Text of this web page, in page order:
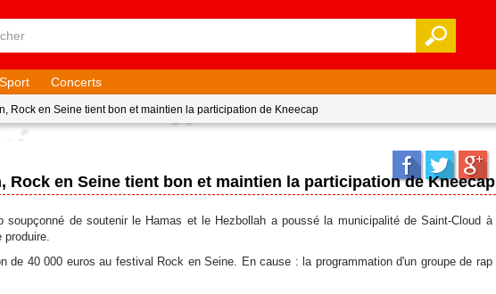
Sport Concerts
Rock en Seine tient bon et maintien la participation de Kneecap
en Seine tient bon et maintien la participation de Kneecap
de soutenir le Hamas et le Hezbollah a poussé la municipalité de Saint-Cloud à
de 40 000 euros au festival Rock en Seine. En cause : la programmation d'un groupe de rap